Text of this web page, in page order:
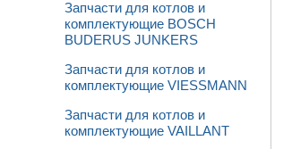
Запчасти для котлов и
комплектующие BOSCH
BUDERUS JUNKERS
Запчасти для котлов и
комплектующие VIESSMANN
Запчасти для котлов и
комплектующие VAILLANT